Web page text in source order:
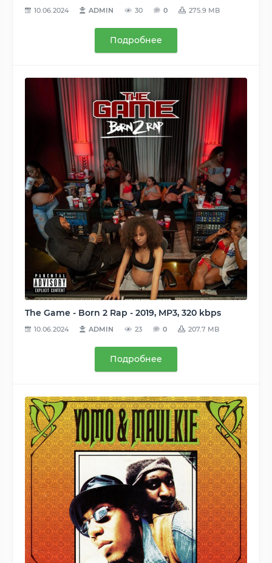
10.06.2024 ADMIN 30 0 275.9 MB
Подробнее
The Game - Born 2 Rap - 2019, MP3, 320 kbps
10.06.2024 ADMIN 23 0 207.7 MB
Подробнее